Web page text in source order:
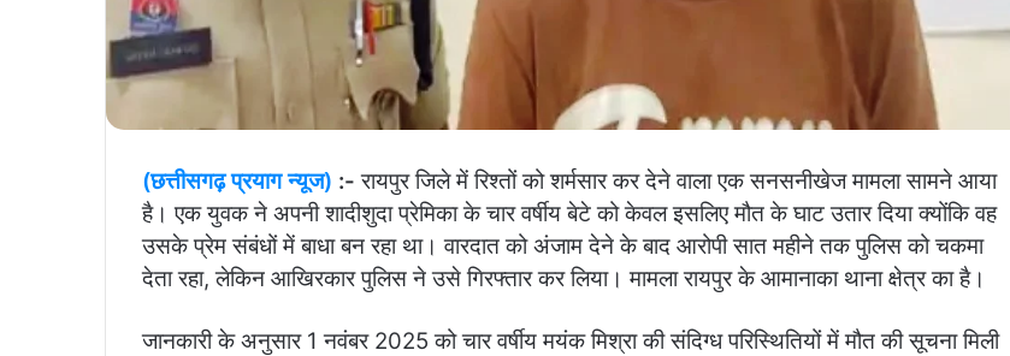
(छत्तीसगढ़ प्रयाग न्यूज) :- रायपुर जिले में रिश्तों को शर्मसार कर देने वाला एक सनसनीखेज मामला सामने आया
है। एक युवक ने अपनी शादीशुदा प्रेमिका के चार वर्षीय बेटे को केवल इसलिए मौत के घाट उतार दिया क्योंकि वह
उसके प्रेम संबंधों में बाधा बन रहा था। वारदात को अंजाम देने के बाद आरोपी सात महीने तक पुलिस को चकमा
देता रहा, लेकिन आखिरकार पुलिस ने उसे गिरफ्तार कर लिया। मामला रायपुर के आमानाका थाना क्षेत्र का है।
जानकारी के अनुसार 1 नवंबर 2025 को चार वर्षीय मयंक मिश्रा की संदिग्ध परिस्थितियों में मौत की सूचना मिली